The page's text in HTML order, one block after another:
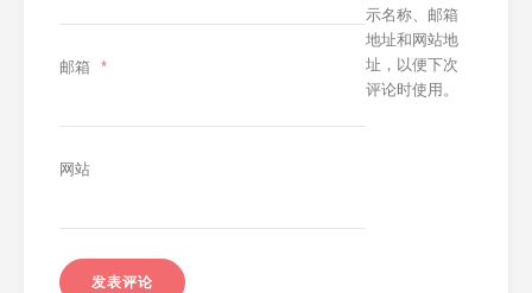
邮箱 *
网站
示名称、邮箱
地址和网站地
址，以便下次
评论时使用。